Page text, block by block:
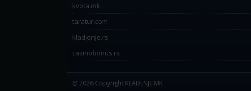
kvota.mk
taratur.com
kladjenje.rs
casinobonus.rs
@ 2026 Copyright KLADENJE.MK